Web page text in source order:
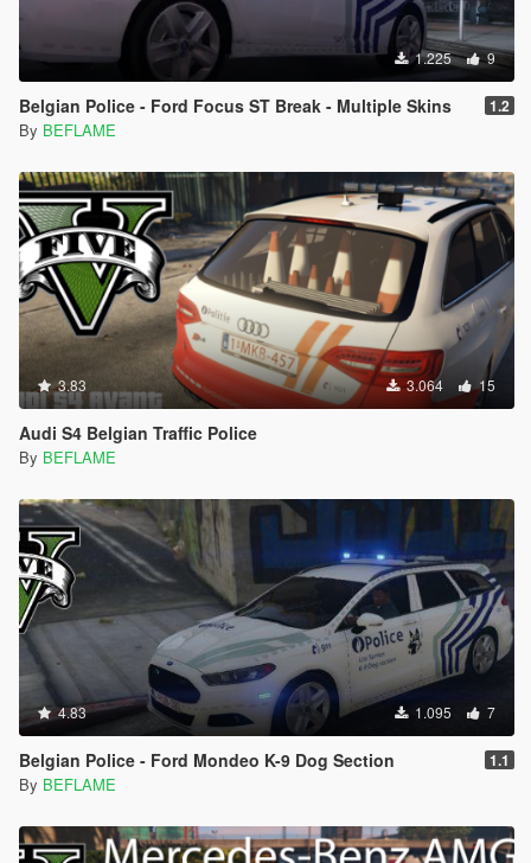
1.225 9
Belgian Police - Ford Focus ST Break - Multiple Skins 1.2
By BEFLAME
3.83 3.064 15
Audi S4 Belgian Traffic Police
By BEFLAME
4.83 1.095 7
Belgian Police - Ford Mondeo K-9 Dog Section 1.1
By BEFLAME